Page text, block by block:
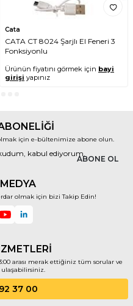
Cata
CATA CT 8024 Şarjlı El Feneri 3
Fonksiyonlu
Ürünün fiyatını görmek için bayi
girişi yapınız
için e-bültenimize abone olun.
ABONE OL
kabul ediyorum.
olmak için bizi Takip Edin!
arası merak ettiğiniz tüm sorular ve
37 00